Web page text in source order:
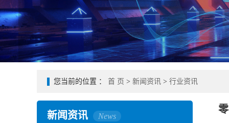
您当前的位置 ： 首 页 > 新闻资讯 > 行业资讯
新闻资讯 News